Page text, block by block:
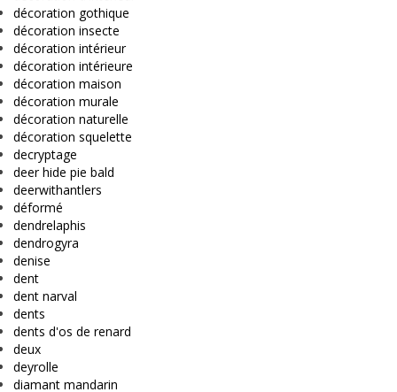
décoration gothique
décoration insecte
décoration intérieur
décoration intérieure
décoration maison
décoration murale
décoration naturelle
décoration squelette
decryptage
deer hide pie bald
deerwithantlers
déformé
dendrelaphis
dendrogyra
denise
dent
dent narval
dents
dents d'os de renard
deux
deyrolle
diamant mandarin